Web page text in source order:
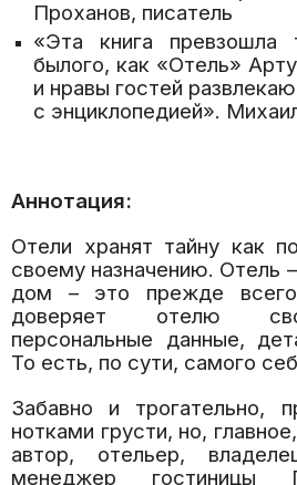
Проханов, писатель
«Эта книга превзошла
былого, как «Отель»
и нравы гостей
с энциклопедией».
Аннотация:
Отели хранят тайну как
своему назначению. Отель
дом – это прежде всего
доверяет отелю
персональные данные,
То есть, по сути, самого
Забавно и трогательно,
нотками грусти, но,
автор, отельер,
менеджер гостиницы